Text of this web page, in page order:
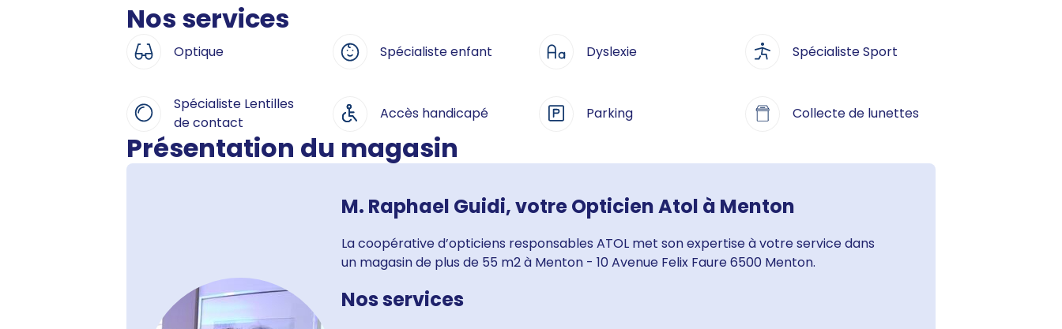
Nos services
Optique Spécialiste enfant Dyslexie Spécialiste Sport
Spécialiste Lentilles
de contact
Accès handicapé Parking Collecte de lunettes
Présentation du magasin
M. Raphael Guidi, votre Opticien Atol à Menton
La coopérative d’opticiens responsables ATOL met son expertise à votre service dans
un magasin de plus de 55 m2 à Menton - 10 Avenue Felix Faure 6500 Menton.
Nos services